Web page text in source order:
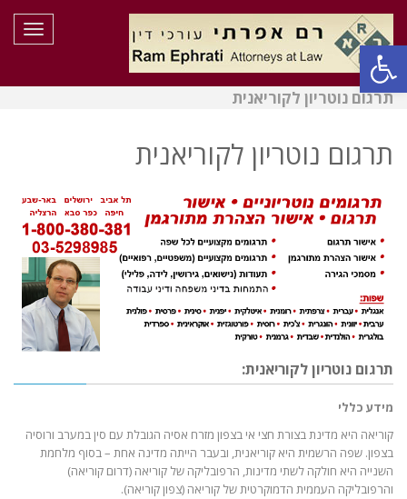
פתח סרגל נגישות
תפריט
תרגום נוטריון לקוריאנית
תרגום נוטריון לקוריאנית
תרגום נוטריון לקוריאנית:
מידע כללי
קוריאה היא מדינת בצורת חצי אי בצפון מזרח אסיה הגובלת עם סין במערב ורוסיה
בצפון. שפה הרשמית היא קוריאנית, ובעבר הייתה מדינה אחת – בסוף מלחמת
השנייה היא חולקה לשתי מדינות, הרפובליקה של קוריאה (דרום קוריאה)
והרפובליקה העממית הדמוקרטית של קוריאה (צפון קוריאה).